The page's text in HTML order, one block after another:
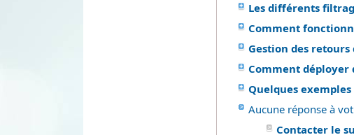
Les différents
Comment
Gestion des
Comment déployer
Quelques
Aucune réponse à
Contacter le